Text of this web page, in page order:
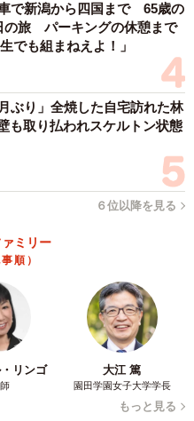
4/9
出演（動画よりキャプチャ／提
はタカラトミーさんに取
担当の方からご回答をい
ラトミー「プラレール」企
田さんからいただいたご
ッセージもありました。
ラトミーさんのメッセー
で新潟から四国まで 65歳の
の旅 パーキングの休憩まで
でも組まねえよ！」
ぶり」全焼した自宅訪れた林
取り払われスケルトン状態
６位以降を見る
ミリー
順）
リンゴ 大江 篤
園田学園女子大学学長
もっと見る